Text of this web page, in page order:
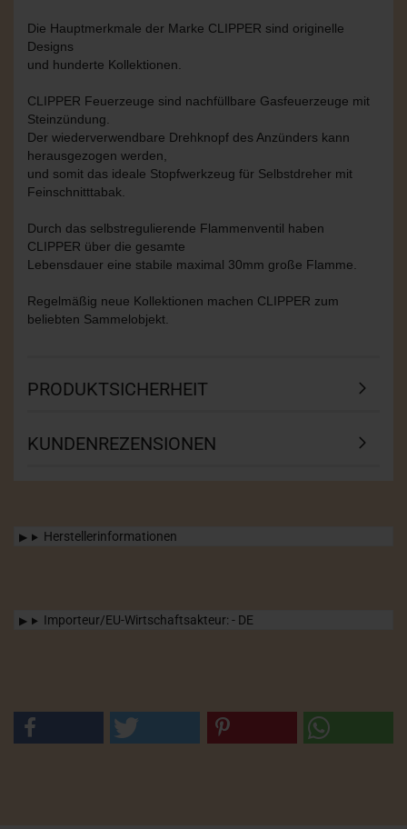
Die Hauptmerkmale der Marke CLIPPER sind originelle
Designs
und hunderte Kollektionen.
CLIPPER Feuerzeuge sind nachfüllbare Gasfeuerzeuge mit
Steinzündung.
Der wiederverwendbare Drehknopf des Anzünders kann
herausgezogen werden,
und somit das ideale Stopfwerkzeug für Selbstdreher mit
Feinschnitttabak.
Durch das selbstregulierende Flammenventil haben
CLIPPER über die gesamte
Lebensdauer eine stabile maximal 30mm große Flamme.
Regelmäßig neue Kollektionen machen CLIPPER zum
beliebten Sammelobjekt.
PRODUKTSICHERHEIT
KUNDENREZENSIONEN
Herstellerinformationen
Importeur/EU-Wirtschaftsakteur: - DE